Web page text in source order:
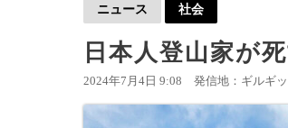
ニュース 社会
日本人登山家が
2024年7月4日 9:08 発信地：ギルギ